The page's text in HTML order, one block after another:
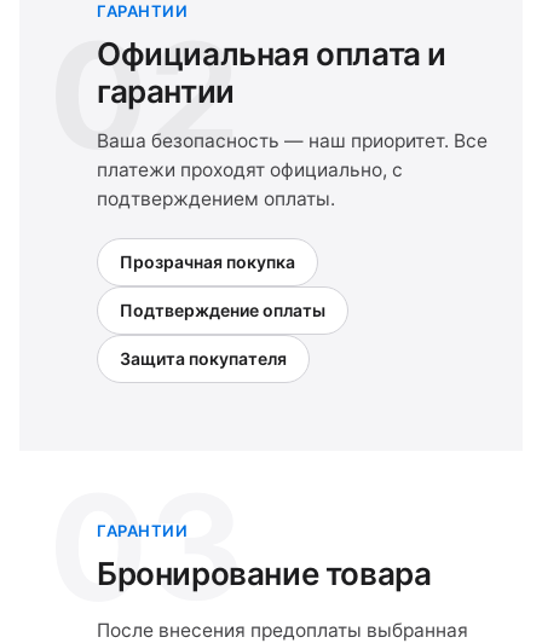
02
ГАРАНТИИ
Официальная оплата и
гарантии
Ваша безопасность — наш приоритет. Все
платежи проходят официально, с
подтверждением оплаты.
Прозрачная покупка
Подтверждение оплаты
Защита покупателя
03
ГАРАНТИИ
Бронирование товара
После внесения предоплаты выбранная